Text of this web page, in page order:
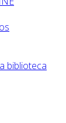
biblioteca